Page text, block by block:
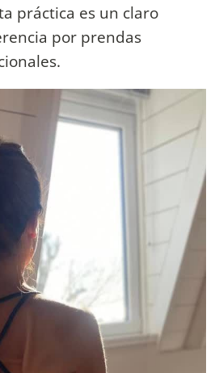
práctica es un claro
por prendas